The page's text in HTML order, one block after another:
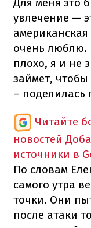
увлечение —
очень люблю.
плохо, я и не
займет, чтобы
– поделилась
Читайте
новостей
источники в
По словам
самого утра
точки. Они
после атаки